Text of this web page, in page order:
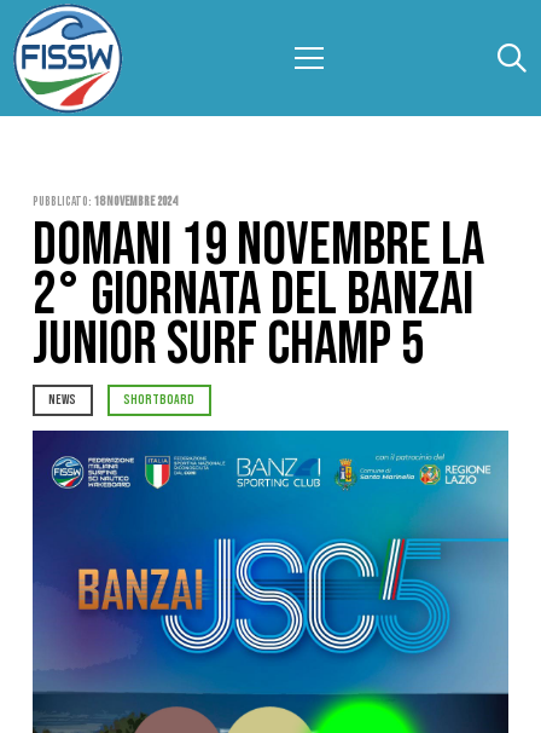
Pubblicato: 18 Novembre 2024
DOMANI 19 NOVEMBRE LA
2° GIORNATA DEL BANZAI
JUNIOR SURF CHAMP 5
NEWS SHORTBOARD